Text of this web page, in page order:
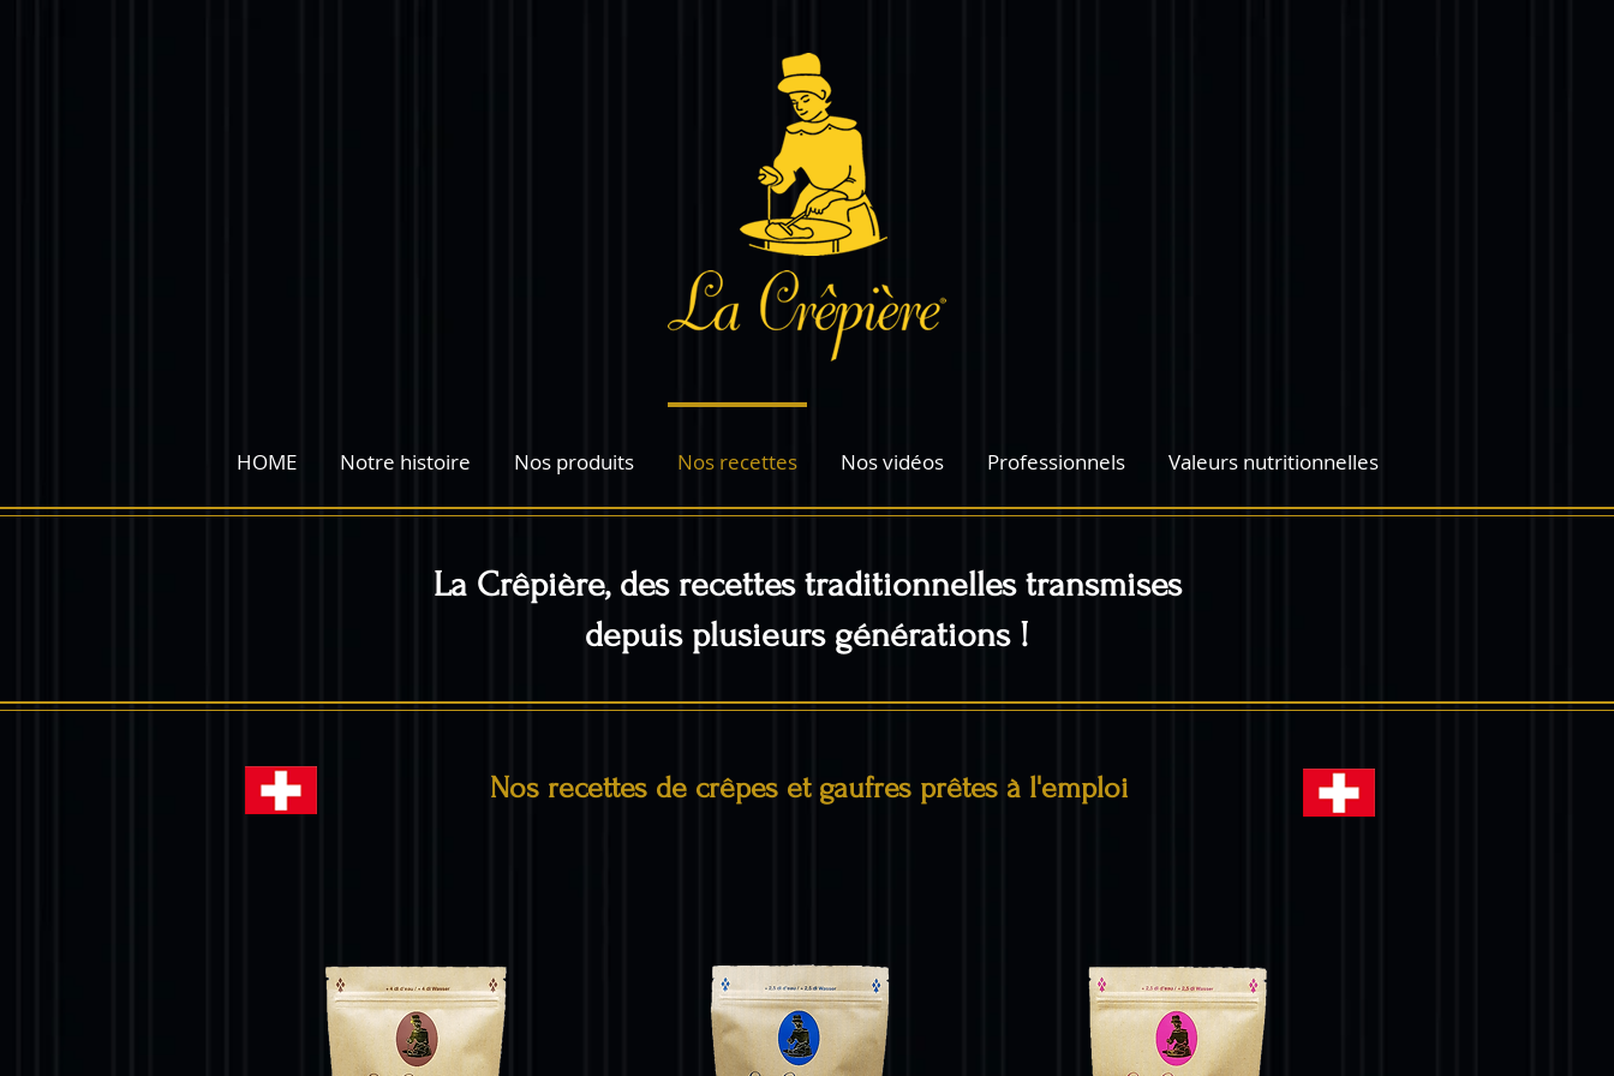
HOME Notre histoire Nos produits Nos recettes Nos vidéos Professionnels Valeurs nutritionnelles
La Crêpière, des recettes traditionnelles transmises
depuis plusieurs générations !
Nos recettes de crêpes et gaufres prêtes à l'emploi